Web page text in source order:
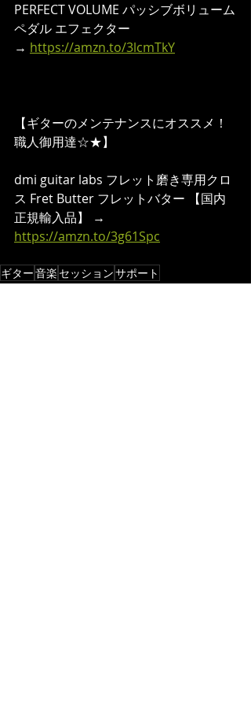
PERFECT VOLUME パッシブボリューム
ペダル エフェクター
→ https://amzn.to/3lcmTkY
【ギターのメンテナンスにオススメ！
職人御用達☆★】
dmi guitar labs フレット磨き専用クロ
ス Fret Butter フレットバター 【国内
正規輸入品】 →
https://amzn.to/3g61Spc
ギター音楽 セッションサポート